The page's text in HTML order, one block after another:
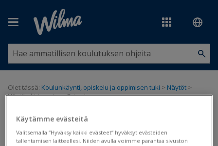
Olet tässä: Koulunkäynti, opiskelu ja oppimisen tuki > Näytöt >
Näytön kirjaaminen Primuksessa
Näytön kirjaaminen Primuksessa
Käytämme evästeitä
Valitsemalla “Hyväksy kaikki evästeet” hyväksyt evästeiden
tallentamisen laitteellesi. Niiden avulla voimme parantaa sivuston